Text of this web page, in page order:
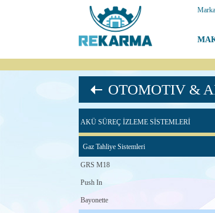
OTOMOTIV &
AKÜ SÜREÇ İZLEME SİSTEMLERİ
Gaz Tahliye Sistemleri
GRS M18
Push In
Bayonette